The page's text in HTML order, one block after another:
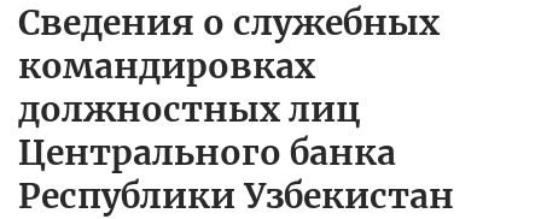
Сведения о служебных
командировках
должностных лиц
Центрального банка
Республики Узбекистан